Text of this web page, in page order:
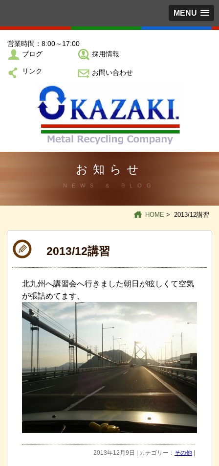
MENU
営業時間：8:00～17:00
ブログ
採用情報
リンク お問い合わせ
お知らせ
NEWS ＆ BLOG
HOME > 2013/12講習
2013/12講習
北九州へ講習会へ行きました朝日が眩しくて空気
が張詰めてます、
2013年12月9日 | カテゴリー： その他|